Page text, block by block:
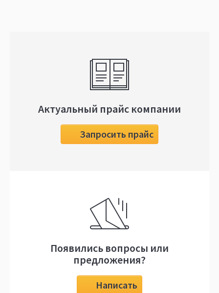
Актуальный прайс компании
Запросить прайс
Появились вопросы или
предложения?
Написать